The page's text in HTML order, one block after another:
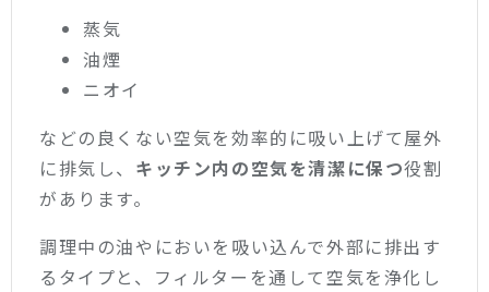
蒸気
油煙
ニオイ
などの良くない空気を効率的に吸い上げて屋外
に排気し、 キッチン内の空気を清潔に保つ役割
があります。
調理中の油やにおいを吸い込んで外部に排出す
るタイプと、フィルターを通して空気を浄化し